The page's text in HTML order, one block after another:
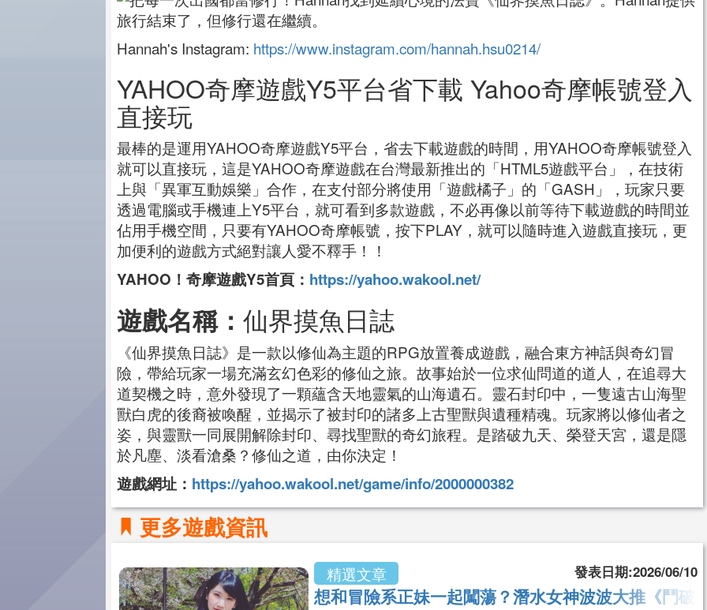
旅行結束了，但修行還在繼續。
Hannah's Instagram: https://www.instagram.com/hannah.hsu0214/
YAHOO奇摩遊戲Y5平台省下載 Yahoo奇摩帳號登入
直接玩
最棒的是運用YAHOO奇摩遊戲Y5平台，省去下載遊戲的時間，用YAHOO奇摩帳號登入
就可以直接玩，這是YAHOO奇摩遊戲在台灣最新推出的「HTML5遊戲平台」，在技術
上與「異軍互動娛樂」合作，在支付部分將使用「遊戲橘子」的「GASH」，玩家只要
透過電腦或手機連上Y5平台，就可看到多款遊戲，不必再像以前等待下載遊戲的時間並
佔用手機空間，只要有YAHOO奇摩帳號，按下PLAY，就可以隨時進入遊戲直接玩，更
加便利的遊戲方式絕對讓人愛不釋手！！
YAHOO！奇摩遊戲Y5首頁： https://yahoo.wakool.net/
遊戲名稱： 仙界摸魚日誌
《仙界摸魚日誌》是一款以修仙為主題的RPG放置養成遊戲，融合東方神話與奇幻冒
險，帶給玩家一場充滿玄幻色彩的修仙之旅。故事始於一位求仙問道的道人，在追尋大
道契機之時，意外發現了一顆蘊含天地靈氣的山海遺石。靈石封印中，一隻遠古山海聖
獸白虎的後裔被喚醒，並揭示了被封印的諸多上古聖獸與遺種精魂。玩家將以修仙者之
姿，與靈獸一同展開解除封印、尋找聖獸的奇幻旅程。是踏破九天、榮登天宮，還是隱
於凡塵、淡看滄桑？修仙之道，由你決定！
遊戲網址： https://yahoo.wakool.net/game/info/2000000382
更多遊戲資訊
精選文章 發表日期:2026/06/10
想和冒險系正妹一起闖蕩？潛水女神波波大推《鬥破